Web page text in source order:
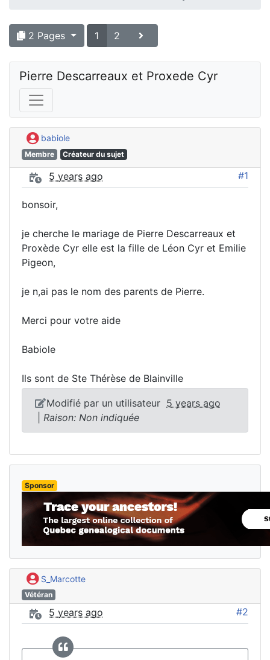
2 Pages 1 2
Pierre Descarreaux et Proxede Cyr
babiole
Membre Créateur du sujet
5 years ago #1
bonsoir,
je cherche le mariage de Pierre Descarreaux et
Proxède Cyr elle est la fille de Léon Cyr et Emilie
Pigeon,
je n,ai pas le nom des parents de Pierre.
Merci pour votre aide
Babiole
Ils sont de Ste Thérèse de Blainville
Modifié par un utilisateur 5 years ago
Raison: Non indiquée
Sponsor
S_Marcotte
Vétéran
5 years ago #2